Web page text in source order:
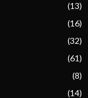
(13)
(16)
(32)
(61)
(8)
(14)